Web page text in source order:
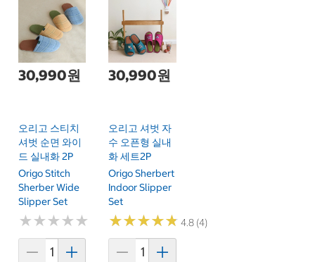
30,990원
오리고 스티치
셔벗 순면 와이
드 실내화 2P
Origo Stitch
Sherber Wide
Slipper Set
★★★★★
★★★★★
30,990원
오리고 셔벗 자
수 오픈형 실내
화 세트2P
Origo Sherbert
Indoor Slipper
Set
★★★★★
★★★★★ 4.8 (4)